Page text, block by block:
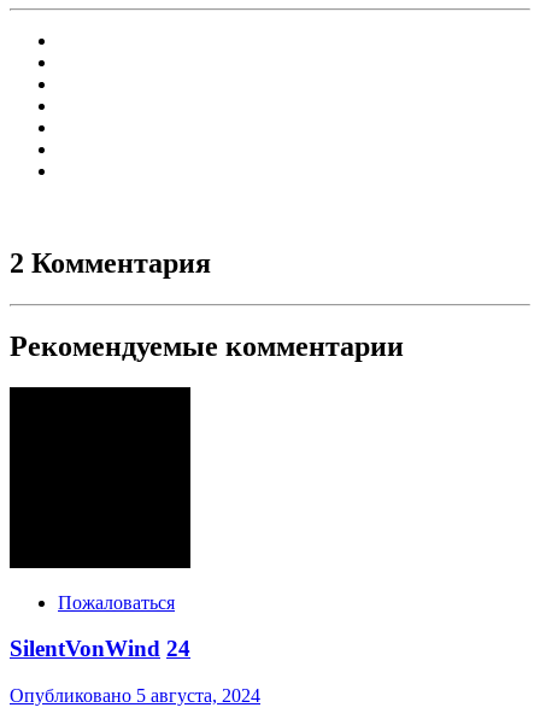
2 Комментария
Рекомендуемые комментарии
Пожаловаться
SilentVonWind 24
Опубликовано 5 августа, 2024